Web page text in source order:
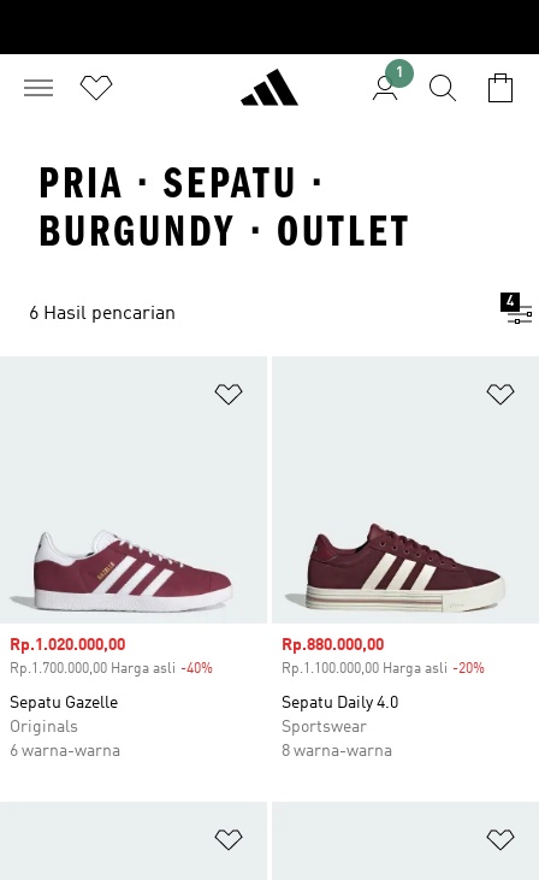
1
PRIA · SEPATU ·
BURGUNDY · OUTLET
6 Hasil pencarian
4
Harga penjualan
Rp.1.020.000,00
Rp.1.700.000,00 Harga asli -40%
Sepatu Gazelle
Originals
6 warna-warna
Harga penjualan
Rp.880.000,00
Rp.1.100.000,00 Harga asli -20%
Sepatu Daily 4.0
Sportswear
8 warna-warna